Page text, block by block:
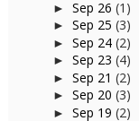
► Sep 26 (1)
► Sep 25 (3)
► Sep 24 (2)
► Sep 23 (4)
► Sep 21 (2)
► Sep 20 (3)
► Sep 19 (2)